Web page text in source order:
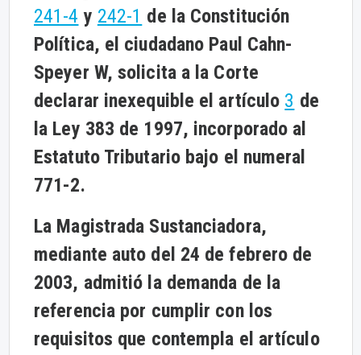
241-4 y 242-1 de la Constitución
Política, el ciudadano Paul Cahn-
Speyer W, solicita a la Corte
declarar inexequible el artículo 3 de
la Ley 383 de 1997, incorporado al
Estatuto Tributario bajo el numeral
771-2.
La Magistrada Sustanciadora,
mediante auto del 24 de febrero de
2003, admitió la demanda de la
referencia por cumplir con los
requisitos que contempla el artículo